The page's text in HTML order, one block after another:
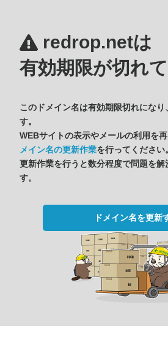
redrop.netは
有効期限が切れ
このドメイン名は有効期限切れにな
す。
WEBサイトの表示やメールの利用を再
メイン名の更新作業を行ってください。
更新作業を行うと数分程度で問題を解
す。
ドメイン名を更新